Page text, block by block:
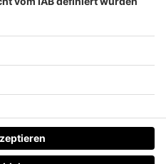
Barbara Schöneberger und